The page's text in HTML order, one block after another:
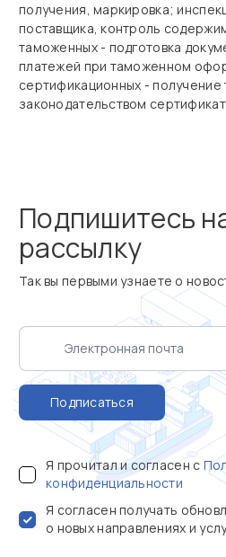
получения, маркировка;
поставщика, контроль
таможенных - подготовка
платежей при таможенном
сертификационных -
законодательством
Подпишитесь
рассылку
Так вы первыми узнаете о
Подписаться
Я прочитал и согласен с
конфиденциальности
Я согласен получать
о новых направлениях и